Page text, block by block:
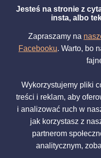
Jesteś na stronie z
insta, albo
Zapraszamy na
Facebooku. Warto, bo
Wykorzystujemy pliki
treści i reklam, aby
i analizować ruch w
jak korzystasz z
partnerom
analitycznym,